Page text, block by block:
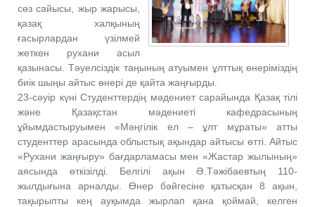
сөз сайысы, жыр жарысы,
қазақ халқының
ғасырлардан үзілмей
жеткен рухани асыл
қазынасы. Тәуелсіздік таңының атуымен ұлттық өнеріміздің
биік шыңы айтыс өнері де қайта жаңғырды.
23-сәуір күні Студенттердің мәдениет сарайында Қазақ тілі
және Қазақстан мәдениеті кафедрасының
ұйымдастыруымен «Мәңгілік ел – ұлт мұраты» атты
студенттер арасында облыстық ақындар айтысы өтті. Айтыс
«Рухани жаңғыру» бағдарламасы мен «Жастар жылының»
аясында өткізілді. Белгілі ақын Ә.Тәжібаевтың 110-
жылдығына арналды. Өнер бәйгесіне қатысқан 8 ақын,
тақырыпты кең ауқымда жырлап қана қоймай, келген